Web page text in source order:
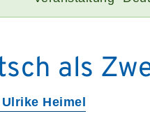
als
Heimel